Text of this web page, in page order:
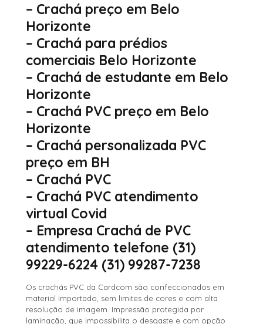
– Crachá preço em Belo
Horizonte
– Crachá para prédios
comerciais Belo Horizonte
– Crachá de estudante em Belo
Horizonte
– Crachá PVC preço em Belo
Horizonte
– Crachá personalizada PVC
preço em BH
– Crachá PVC
– Crachá PVC atendimento
virtual Covid
– Empresa Crachá de PVC
atendimento telefone (31)
99229-6224 (31) 99287-7238
Os crachás PVC da Cardcom são confeccionados em
material importado, sem limites de cores e com alta
resolução de imagem. Impressão protegida por
laminação, que impossibilita o desgaste e com opção